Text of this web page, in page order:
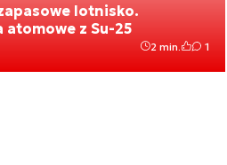
lotnisko.
atomowe z Su-25
2 min. 1